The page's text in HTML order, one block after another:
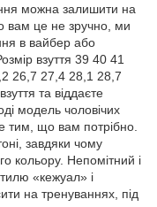
можна залишити на
вам це не зручно, ми
в вайбер або
взуття 39 40 41
26,7 27,4 28,1 28,7
та віддаєте
модель чоловічих
тим, що вам потрібно.
завдяки чому
кольору. Непомітний і
«кежуал» і
на тренуваннях, під